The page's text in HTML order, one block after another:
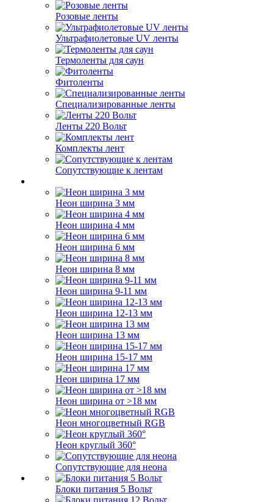
Розовые ленты
Ультрафиолетовые UV ленты
Термоленты для саун
Фитоленты
Специализированные ленты
Ленты 220 Вольт
Комплекты лент
Сопутствующие к лентам
Неон ширина 3 мм
Неон ширина 4 мм
Неон ширина 6 мм
Неон ширина 8 мм
Неон ширина 9-11 мм
Неон ширина 12-13 мм
Неон ширина 13 мм
Неон ширина 15-17 мм
Неон ширина 17 мм
Неон ширина от >18 мм
Неон многоцветный RGB
Неон круглый 360°
Сопутствующие для неона
Блоки питания 5 Вольт